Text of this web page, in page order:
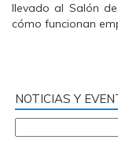
llevado al Salón
cómo funcionan
NOTICIAS Y